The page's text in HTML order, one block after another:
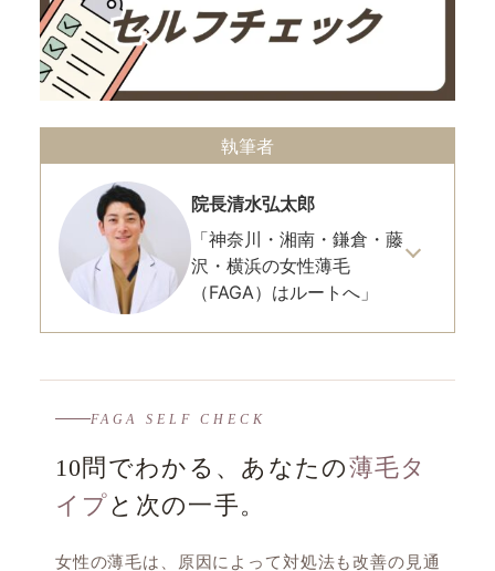
執筆者
院長清水弘太郎
「神奈川・湘南・鎌倉・藤
沢・横浜の女性薄毛
（FAGA）はルートへ」
FAGA SELF CHECK
10問でわかる、あなたの薄毛タ
イプと次の一手。
女性の薄毛は、原因によって対処法も改善の見通